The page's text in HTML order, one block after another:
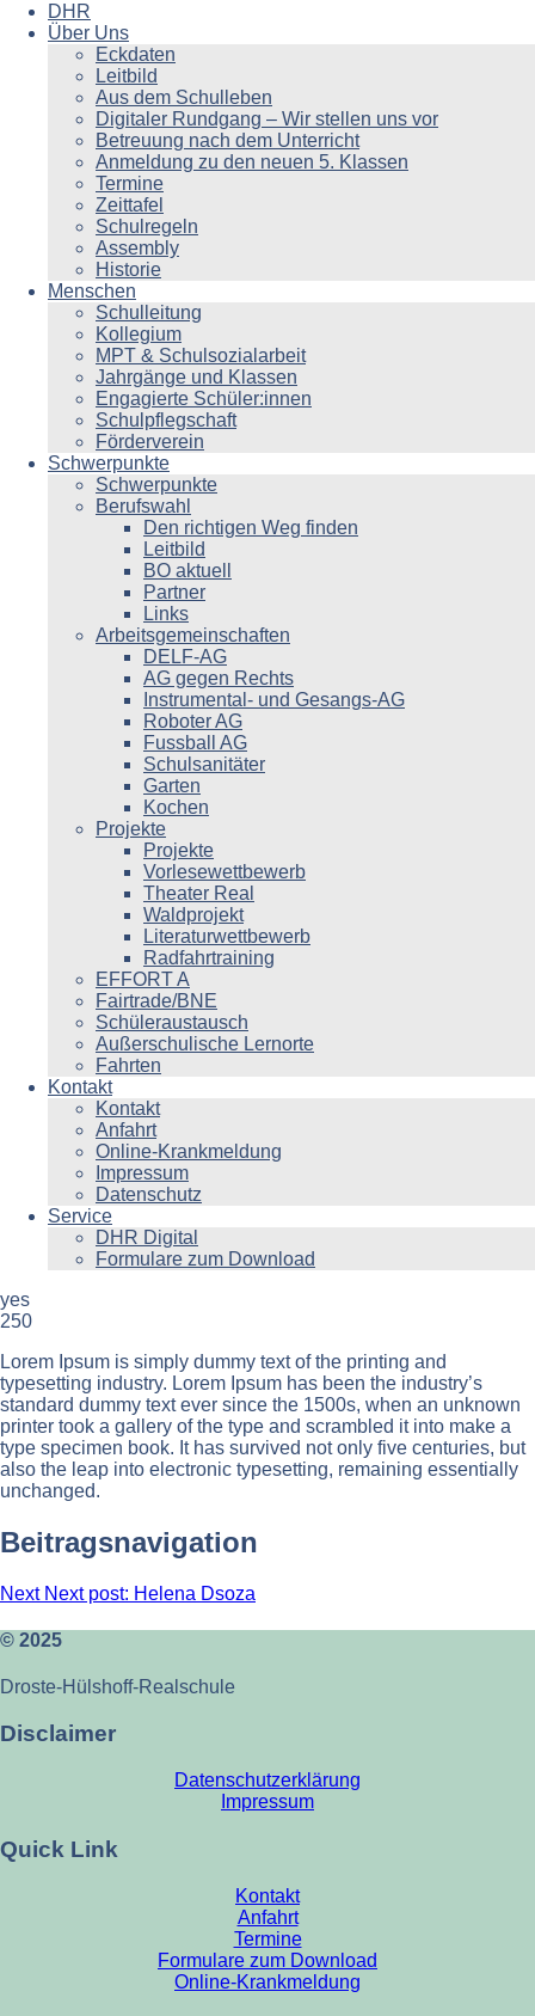
DHR
Über Uns
Eckdaten
Leitbild
Aus dem Schulleben
Digitaler Rundgang – Wir stellen uns vor
Betreuung nach dem Unterricht
Anmeldung zu den neuen 5. Klassen
Termine
Zeittafel
Schulregeln
Assembly
Historie
Menschen
Schulleitung
Kollegium
MPT & Schulsozialarbeit
Jahrgänge und Klassen
Engagierte Schüler:innen
Schulpflegschaft
Förderverein
Schwerpunkte
Schwerpunkte
Berufswahl
Den richtigen Weg finden
Leitbild
BO aktuell
Partner
Links
Arbeitsgemeinschaften
DELF-AG
AG gegen Rechts
Instrumental- und Gesangs-AG
Roboter AG
Fussball AG
Schulsanitäter
Garten
Kochen
Projekte
Projekte
Vorlesewettbewerb
Theater Real
Waldprojekt
Literaturwettbewerb
Radfahrtraining
EFFORT A
Fairtrade/BNE
Schüleraustausch
Außerschulische Lernorte
Fahrten
Kontakt
Kontakt
Anfahrt
Online-Krankmeldung
Impressum
Datenschutz
Service
DHR Digital
Formulare zum Download
yes
250
Lorem Ipsum is simply dummy text of the printing and
typesetting industry. Lorem Ipsum has been the industry’s
standard dummy text ever since the 1500s, when an unknown
printer took a gallery of the type and scrambled it into make a
type specimen book. It has survived not only five centuries, but
also the leap into electronic typesetting, remaining essentially
unchanged.
Beitragsnavigation
Next Next post: Helena Dsoza
© 2025
Droste-Hülshoff-Realschule
Disclaimer
Datenschutzerklärung
Impressum
Quick Link
Kontakt
Anfahrt
Termine
Formulare zum Download
Online-Krankmeldung